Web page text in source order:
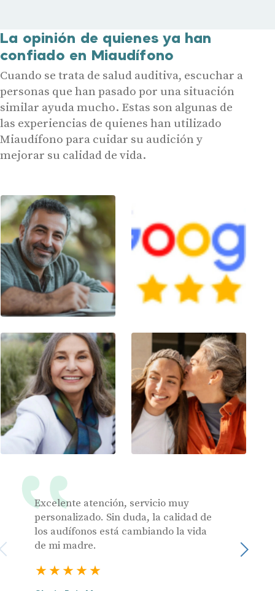
La opinión de quienes ya han
confiado en Miaudífono
Cuando se trata de salud auditiva, escuchar a
personas que han pasado por una situación
similar ayuda mucho. Estas son algunas de
las experiencias de quienes han utilizado
Miaudífono para cuidar su audición y
mejorar su calidad de vida.
Excelente atención, servicio muy
personalizado. Sin duda, la calidad de
los audífonos está cambiando la vida
de mi madre.
Julia
Acepto recibir comunicaciones comerciales por parte de Miaudífono
y sus colaboradores según se detalla en nuestras
Acepto la cesión de estos datos a empresas colaboradoras de
detalla en nuestras Condiciones de uso
Al hacer click en «Contáctanos» declaras haber leído y aceptado nuestra
Política de Privacidad.
Contáctanos